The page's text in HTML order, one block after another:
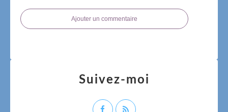
Ajouter un commentaire
Suivez-moi